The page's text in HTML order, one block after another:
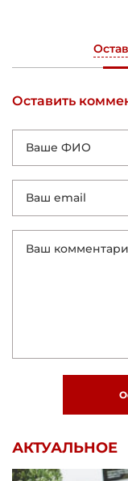
Оставить
АКТУАЛЬНОЕ